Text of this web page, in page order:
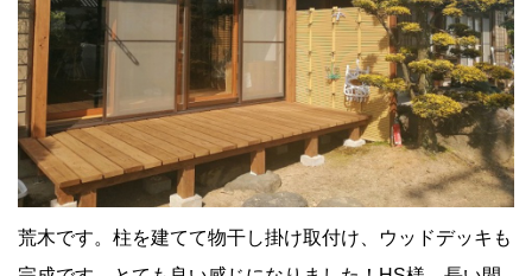
荒木です。柱を建てて物干し掛け取付け、ウッドデッキも